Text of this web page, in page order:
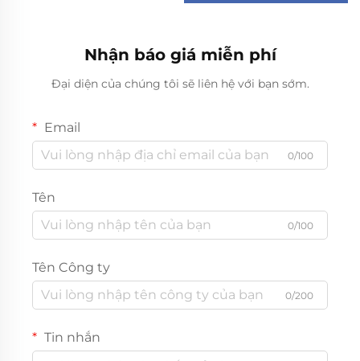
Nhận báo giá miễn phí
Đại diện của chúng tôi sẽ liên hệ với bạn sớm.
Email
0/100
Tên
0/100
Tên Công ty
0/200
Tin nhắn